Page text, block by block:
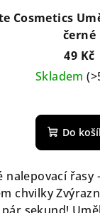
Cosmetics
černé
49 Kč
Skladem
Do
nalepovací řasy
chvilky